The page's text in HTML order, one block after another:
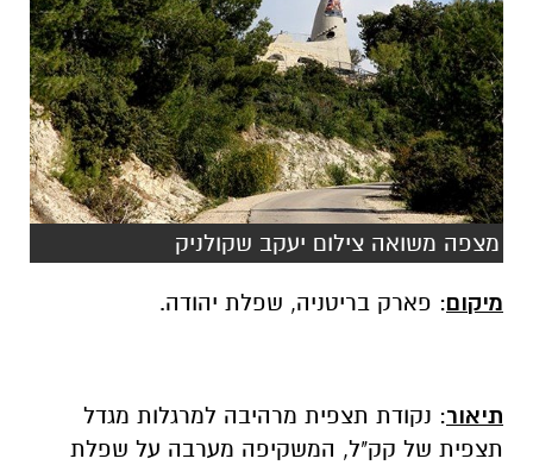
מצפה משואה צילום יעקב שקולניק
מיקום: פארק בריטניה, שפלת יהודה.
תיאור: נקודת תצפית מרהיבה למרגלות מגדל
תצפית של קק"ל, המשקיפה מערבה על שפלת